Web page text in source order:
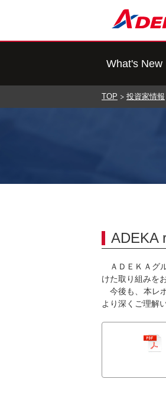
What's New
TOP 投資家情報
ADEKA
ＡＤＥＫＡグ
けた取り組みを
今後も、本レ
より深くご理解